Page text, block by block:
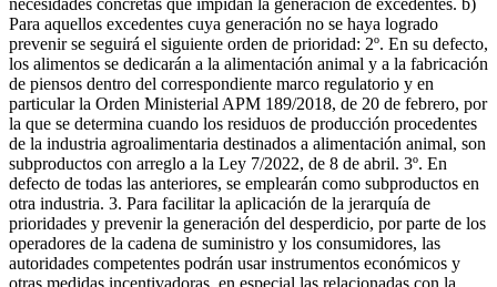
necesidades concretas que impidan la generación de excedentes. b)
Para aquellos excedentes cuya generación no se haya logrado
prevenir se seguirá el siguiente orden de prioridad: 2º. En su defecto,
los alimentos se dedicarán a la alimentación animal y a la fabricación
de piensos dentro del correspondiente marco regulatorio y en
particular la Orden Ministerial APM 189/2018, de 20 de febrero, por
la que se determina cuando los residuos de producción procedentes
de la industria agroalimentaria destinados a alimentación animal, son
subproductos con arreglo a la Ley 7/2022, de 8 de abril. 3º. En
defecto de todas las anteriores, se emplearán como subproductos en
otra industria. 3. Para facilitar la aplicación de la jerarquía de
prioridades y prevenir la generación del desperdicio, por parte de los
operadores de la cadena de suministro y los consumidores, las
autoridades competentes podrán usar instrumentos económicos y
otras medidas incentivadoras, en especial las relacionadas con la